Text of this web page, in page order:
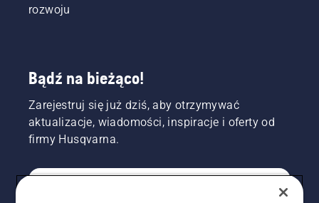
rozwoju
Bądź na bieżąco!
Zarejestruj się już dziś, aby otrzymywać
aktualizacje, wiadomości, inspiracje i oferty od
firmy Husqvarna.